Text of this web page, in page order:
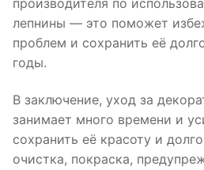
лепнины — это поможет
проблем и сохранить её
годы.
В заключение, уход за
занимает много времени и
сохранить её красоту и
очистка, покраска,